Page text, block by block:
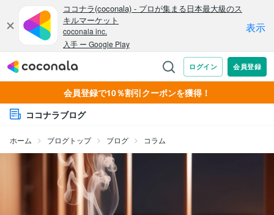
会員登録で10％割引クーポンを獲得！
ココナラブログ
ホーム ブログトップ ブログ コラム